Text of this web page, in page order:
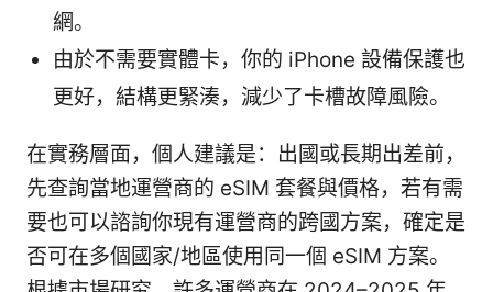
網。
由於不需要實體卡，你的 iPhone 設備保護也
更好，結構更緊湊，減少了卡槽故障風險。
在實務層面，個人建議是：出國或長期出差前，
先查詢當地運營商的 eSIM 套餐與價格，若有需
要也可以諮詢你現有運營商的跨國方案，確定是
否可在多個國家/地區使用同一個 eSIM 方案。